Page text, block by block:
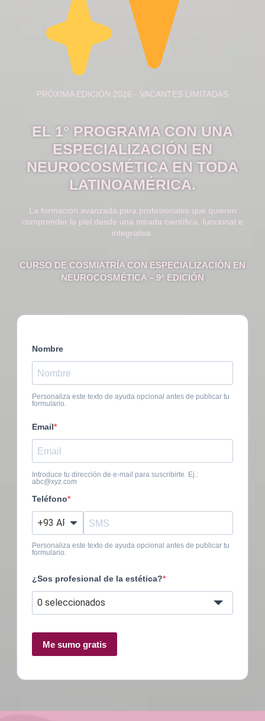
PRÓXIMA EDICIÓN 2026 · VACANTES LIMITADAS
EL 1° PROGRAMA CON UNA
ESPECIALIZACIÓN EN
NEUROCOSMÉTICA EN TODA
LATINOAMÉRICA.
La formación avanzada para profesionales que quieren
comprender la piel desde una mirada científica, funcional e
integrativa.
CURSO DE COSMIATRÍA CON ESPECIALIZACIÓN EN
NEUROCOSMÉTICA – 9ª EDICIÓN
Nombre
Personaliza este texto de ayuda opcional antes de publicar tu
formulario.
Email
Introduce tu dirección de e-mail para suscribirte. Ej.:
abc@xyz.com
Teléfono
?
Personaliza este texto de ayuda opcional antes de publicar tu
formulario.
¿Sos profesional de la estética?
0 seleccionados
Me sumo gratis